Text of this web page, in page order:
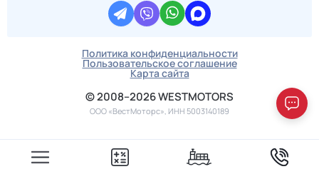
Политика конфиденциальности
Пользовательское соглашение
Карта сайта
© 2008–2026 WESTMOTORS
ООО «ВестМоторс», ИНН 5003140189